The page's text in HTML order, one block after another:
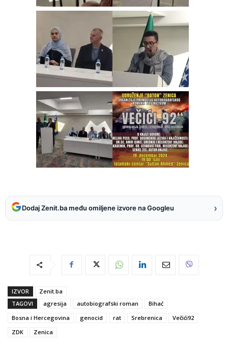
Dodaj Zenit.ba među omiljene izvore na Googleu ›
IZVOR
Zenit.ba
TAGOVI
agresija autobiografski roman
Bihać
Bosna i Hercegovina
genocid rat Srebrenica
Večići92
ZDK
Zenica